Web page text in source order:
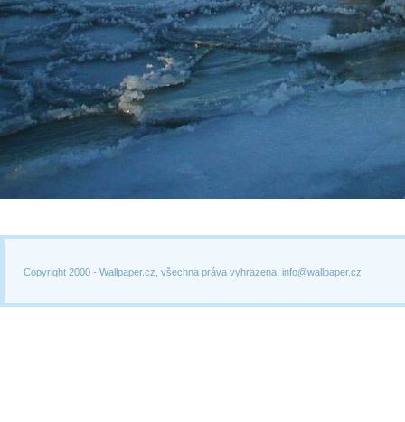
Copyright 2000 - Wallpaper.cz, všechna práva vyhrazena, info@wallpaper.cz